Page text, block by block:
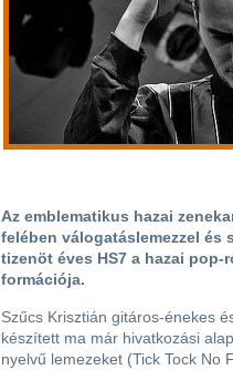
Az emblematikus hazai
felében válogatáslemezzel és
tizenöt éves HS7 a hazai
formációja.
Szűcs Krisztián gitáros-énekes
készített ma már hivatkozási
nyelvű lemezeket (Tick Tock No